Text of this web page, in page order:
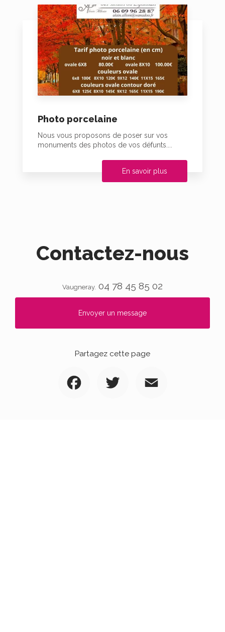
Photo porcelaine
Nous vous proposons de poser sur vos
monuments des photos de vos défunts....
En savoir plus
Contactez-nous
Vaugneray. 04 78 45 85 02
Envoyer un message
Partagez cette page